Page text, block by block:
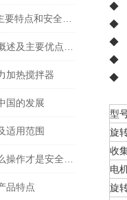
加热搅拌器
国的发展
适用范围
品特点
◆
◆
◆
◆
◆
型
旋
收
电
旋